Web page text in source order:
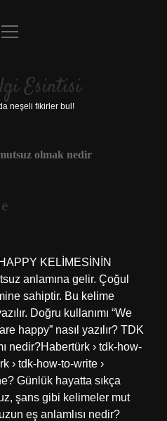
Uyarı
menüyü
Esintisi
neşeli fikirler bul!
olmak nedir
KELİMESİNİN
anlamına gelir. Çoğul
sahiptir. Bu kelime
Doğru kullanımı “We
happy” nasıl yazılır? TDK
nedir?Habertürk › tdk-how-
› tdk-how-to-write ›
Günlük hayatta sıkça
şans gibi kelimeler mut
eş anlamlısı nedir?